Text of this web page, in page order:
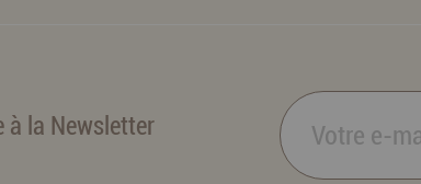
à la Newsletter